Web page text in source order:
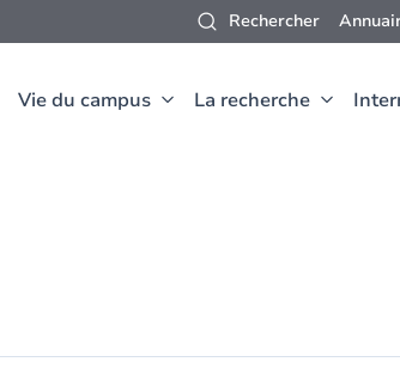
Rechercher
Vie du campus La recherche